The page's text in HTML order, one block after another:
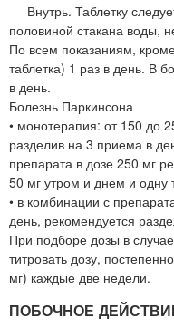
Внутрь. Таблетку
половиной стакана воды,
По всем показаниям,
таблетка) 1 раз в день. В
в день.
Болезнь Паркинсона
• монотерапия: от 150 до
разделив на 3 приема в
препарата в дозе 250 мг
50 мг утром и днем и одну
• в комбинации с
день, рекомендуется
При подборе дозы в
титровать дозу,
мг) каждые две недели.
ПОБОЧНОЕ